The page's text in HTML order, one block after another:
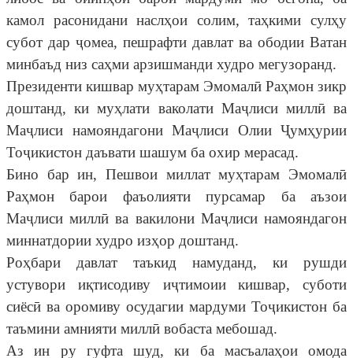
камол расонидани наслҳои солим, таҳкими сулҳу
субот дар ҷомеа, пешрафти давлат ва ободии Ватан
минбаъд низ саҳми арзишманди худро мегузоранд.
Президенти кишвар муҳтарам Эмомалӣ Раҳмон зикр
доштанд, ки муҳлати ваколати Маҷлиси миллӣ ва
Маҷлиси намояндагони Маҷлиси Олии Ҷумҳурии
Тоҷикистон даъвати шашум ба охир мерасад.
Бино бар ин, Пешвои миллат муҳтарам Эмомалӣ
Раҳмон барои фаъолияти пурсамар ба аъзои
Маҷлиси миллӣ ва вакилони Маҷлиси намояндагон
миннатдории худро изҳор доштанд.
Роҳбари давлат таъкид намуданд, ки рушди
устувори иқтисодиву иҷтимоии кишвар, суботи
сиёсӣ ва оромиву осудагии мардуми Тоҷикистон ба
таъмини амнияти миллӣ вобаста мебошад.
Аз ин ру гуфта шуд, ки ба масъалаҳои омода